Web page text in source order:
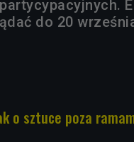
do 20
o sztuce poza